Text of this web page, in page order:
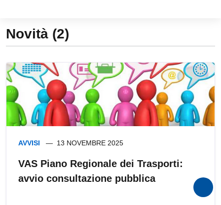
Novità (2)
AVVISI 13 NOVEMBRE 2025
VAS Piano Regionale dei Trasporti:
avvio consultazione pubblica